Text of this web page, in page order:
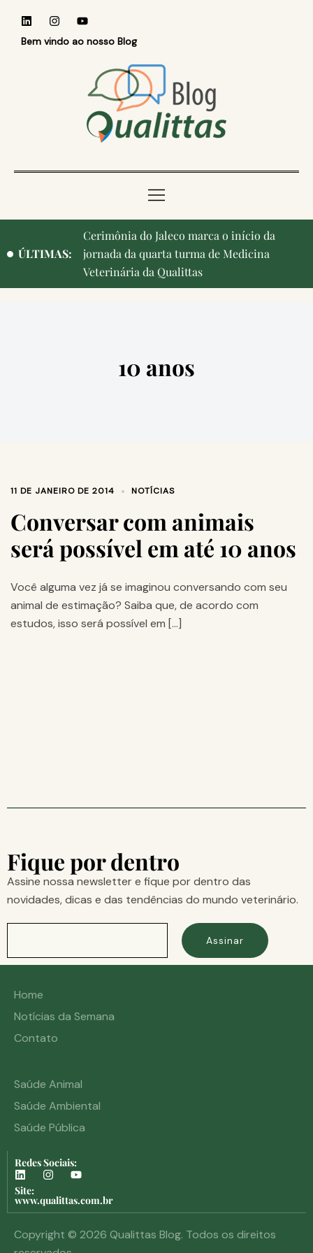
Bem vindo ao nosso Blog
ÚLTIMAS:
Cerimônia do Jaleco marca o início da
jornada da quarta turma de Medicina
Veterinária da Qualittas
10 anos
11 DE JANEIRO DE 2014 NOTÍCIAS
Conversar com animais
será possível em até 10 anos
Você alguma vez já se imaginou conversando com seu
animal de estimação? Saiba que, de acordo com
estudos, isso será possível em […]
Fique por dentro
Assine nossa newsletter e fique por dentro das
novidades, dicas e das tendências do mundo veterinário.
Assinar
Home
Notícias da Semana
Contato
Saúde Animal
Saúde Ambiental
Saúde Pública
Redes Sociais:
Site:
www.qualittas.com.br
Copyright © 2026 Qualittas Blog. Todos os direitos